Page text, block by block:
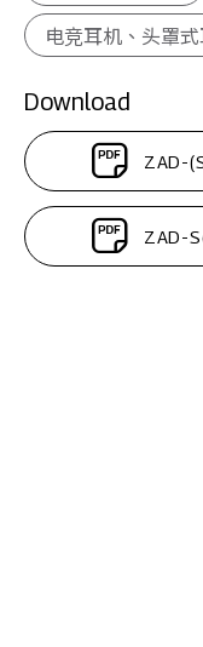
电竞耳机、头罩
Download
ZAD-
ZAD-